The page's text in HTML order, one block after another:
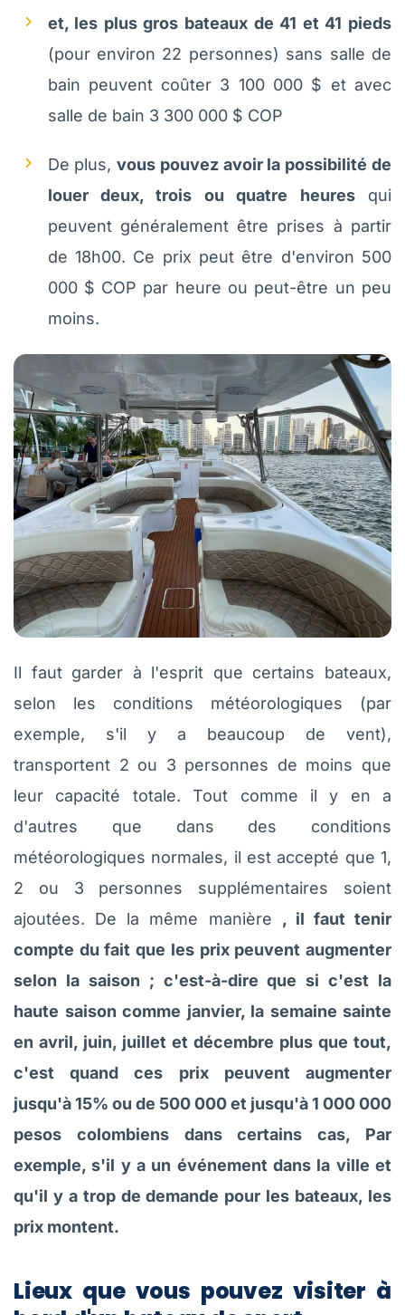
et, les plus gros bateaux de 41 et 41 pieds
(pour environ 22 personnes) sans salle de
bain peuvent coûter 3 100 000 $ et avec
salle de bain 3 300 000 $ COP
De plus,vous pouvez avoir la possibilité de
louer deux, trois ou quatre heuresqui
peuvent généralement être prises à partir
de 18h00. Ce prix peut être d'environ 500
000 $ COP par heure ou peut-être un peu
moins.
Il faut garder à l'esprit que certains bateaux,
selon les conditions météorologiques (par
exemple, s'il y a beaucoup de vent),
transportent 2 ou 3 personnes de moins que
leur capacité totale. Tout comme il y en a
d'autres que dans des conditions
météorologiques normales, il est accepté que 1,
2 ou 3 personnes supplémentaires soient
ajoutées. De la même manière , il faut tenir
compte du fait que les prix peuvent augmenter
selon la saison ; c'est-à-dire que si c'est la
haute saison comme janvier, la semaine sainte
en avril, juin, juillet et décembre plus que tout,
c'est quand ces prix peuvent augmenter
jusqu'à 15% ou de 500 000 et jusqu'à 1 000 000
pesos colombiens dans certains cas, Par
exemple, s'il y a un événement dans la ville et
qu'il y a trop de demande pour les bateaux, les
prix montent.
Lieux que vous pouvez visiter à